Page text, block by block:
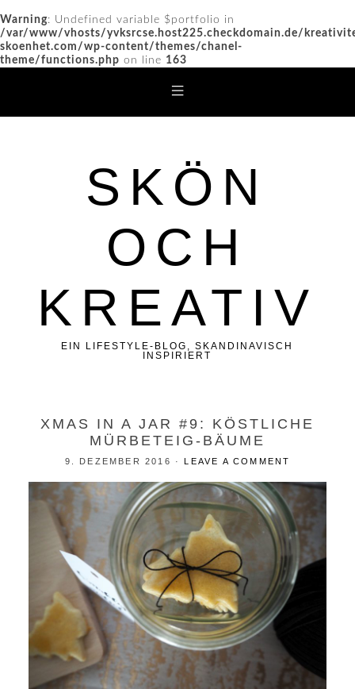
Warning: Undefined variable $portfolio in
/var/www/vhosts/yvksrcse.host225.checkdomain.de/
skoenhet.com/wp-content/themes/chanel-
theme/functions.php on line 163
SKÖN
OCH
KREATIV
EIN LIFESTYLE-BLOG, SKANDINAVISCH
INSPIRIERT
XMAS IN A JAR #9: KÖSTLICHE
MÜRBETEIG-BÄUME
9. DEZEMBER 2016 ·LEAVE A COMMENT